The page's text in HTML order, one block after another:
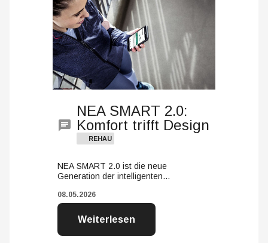
REHAU
NEA SMART 2.0:
Komfort trifft Design
NEA SMART 2.0 ist die neue
Generation der intelligenten
Flächenheizungs- und -
kühlungssysteme. Das System bietet
attraktives Design, einfache Montage
Funktionen wie App-Steuerung,
08.05.2026
Weiterlesen